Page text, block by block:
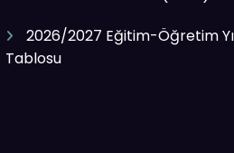
2026/2027 Eğitim-Öğretim
Tablosu